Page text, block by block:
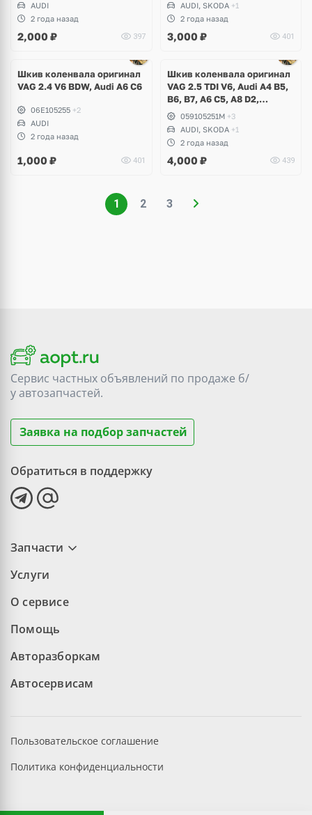
AUDI
2 года назад
2,000 ₽ 397
AUDI, SKODA +1
2 года назад
3,000 ₽ 401
Шкив коленвала оригинал
VAG 2.4 V6 BDW, Audi A6 C6
06E105255 +2
AUDI
2 года назад
1,000 ₽ 401
Шкив коленвала оригинал
VAG 2.5 TDI V6, Audi A4 B5,
B6, B7, A6 C5, A8 D2,
Volkswagen Passat B5+,
Skoda Superb I
059105251M +3
AUDI, SKODA +1
2 года назад
4,000 ₽ 439
1 2 3
Сервис частных объявлений по продаже б/
уавтозапчастей.
Заявка на подбор запчастей
Обратиться в поддержку
Запчасти
Услуги
О сервисе
Помощь
Авторазборкам
Автосервисам
Пользовательское соглашение
Политика конфиденциальности